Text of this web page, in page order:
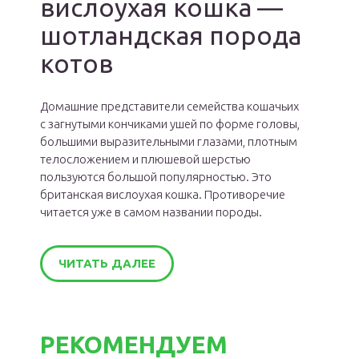
вислоухая кошка —
шотландская порода
котов
Домашние представители семейства кошачьих
с загнутыми кончиками ушей по форме головы,
большими выразительными глазами, плотным
телосложением и плюшевой шерстью
пользуются большой популярностью. Это
британская вислоухая кошка. Противоречие
читается уже в самом названии породы.
ЧИТАТЬ ДАЛЕЕ
РЕКОМЕНДУЕМ